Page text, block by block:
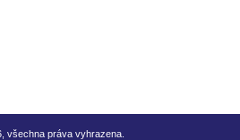
všechna práva vyhrazena.